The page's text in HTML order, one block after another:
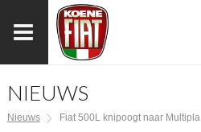
NIEUWS
Nieuws Fiat 500L knipoogt naar Multipla